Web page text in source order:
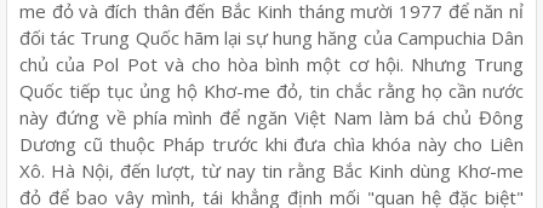
me đỏ và đích thân đến Bắc Kinh tháng mười 1977 để năn nỉ
đối tác Trung Quốc hãm lại sự hung hăng của Campuchia Dân
chủ của Pol Pot và cho hòa bình một cơ hội. Nhưng Trung
Quốc tiếp tục ủng hộ Khơ-me đỏ, tin chắc rằng họ cần nước
này đứng về phía mình để ngăn Việt Nam làm bá chủ Đông
Dương cũ thuộc Pháp trước khi đưa chìa khóa này cho Liên
Xô. Hà Nội, đến lượt, từ nay tin rằng Bắc Kinh dùng Khơ-me
đỏ để bao vây mình, tái khẳng định mối "quan hệ đặc biệt"